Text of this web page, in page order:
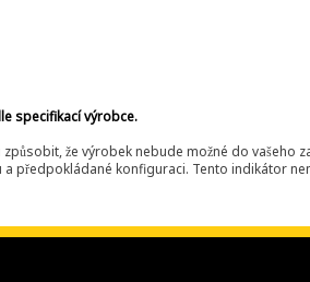
specifikací výrobce.
že výrobek nebude možné do
předpokládané konfiguraci. Tento indikátor